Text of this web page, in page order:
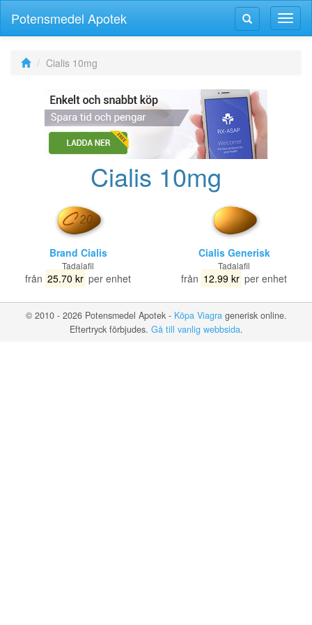
Växla
Växla
navigering
Potensmedel Apotek
Cialis 10mg
Cialis 10mg
Brand Cialis
Tadalafil
från 25.70 kr per enhet
Cialis Generisk
Tadalafil
från 12.99 kr per enhet
© 2010 - 2026 Potensmedel Apotek - Köpa Viagragenerisk online.
Eftertryck förbjudes. Gå till vanlig webbsida.